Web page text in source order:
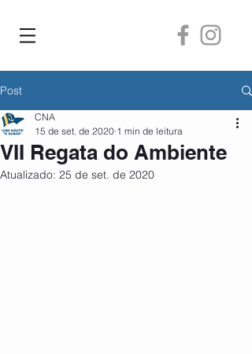
Post
VII Regata do Ambiente
CNA
15 de set. de 2020 1 min de leitura
Atualizado: 25 de set. de 2020